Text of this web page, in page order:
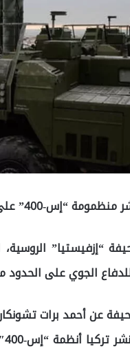
على الحدود السورية .. تعرف على التفاصيل
الجوي على
عن أحمد برات